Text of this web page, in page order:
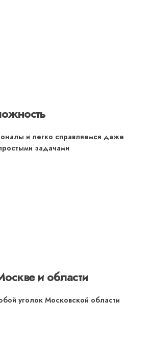
и легко справляемся даже
задачами
и области
уголок Московской области